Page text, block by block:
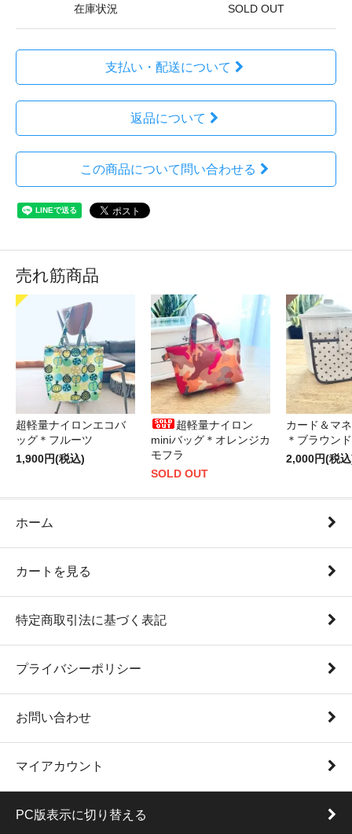
在庫状況 SOLD OUT
支払い・配送について
返品について
この商品について問い合わせる
売れ筋商品
超軽量ナイロンエコバ
ッグ＊フルーツ
1,900円(税込)
超軽量ナイロン
miniバッグ＊オレンジカ
モフラ
SOLD OUT
カード＆マ
＊ブラウン
2,000円(税
ホーム
カートを見る
特定商取引法に基づく表記
プライバシーポリシー
お問い合わせ
マイアカウント
PC版表示に切り替える